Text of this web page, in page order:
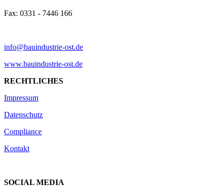
Fax: 0331 - 7446 166
info@bauindustrie-ost.de
www.bauindustrie-ost.de
RECHTLICHES
Impressum
Datenschutz
Compliance
Kontakt
SOCIAL MEDIA